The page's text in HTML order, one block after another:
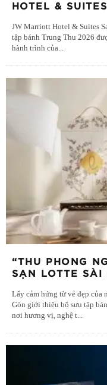
HOTEL &
JW Marriott Hotel & Suites
tập bánh Trung Thu 2026
hành trình của
“THU PHONG
SẠN LOTTE SÀI
Lấy cảm hứng từ vẻ đẹp của
Gòn giới thiệu bộ sưu tập
nơi hương vị, nghệ t